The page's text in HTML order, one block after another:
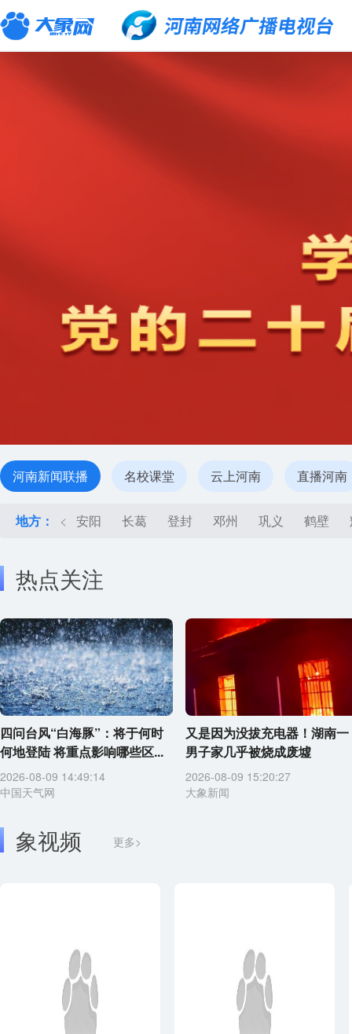
河南新闻联播 名校课堂 云上河南 直播河南
地方： < 安阳 长葛 登封 邓州 巩义 鹤壁
热点关注
四问台风“白海豚”：将于何时
何地登陆 将重点影响哪些区...
2026-08-09 14:49:14
中国天气网
又是因为没拔充电器！湖南一
男子家几乎被烧成废墟
2026-08-09 15:20:27
大象新闻
象视频 更多>